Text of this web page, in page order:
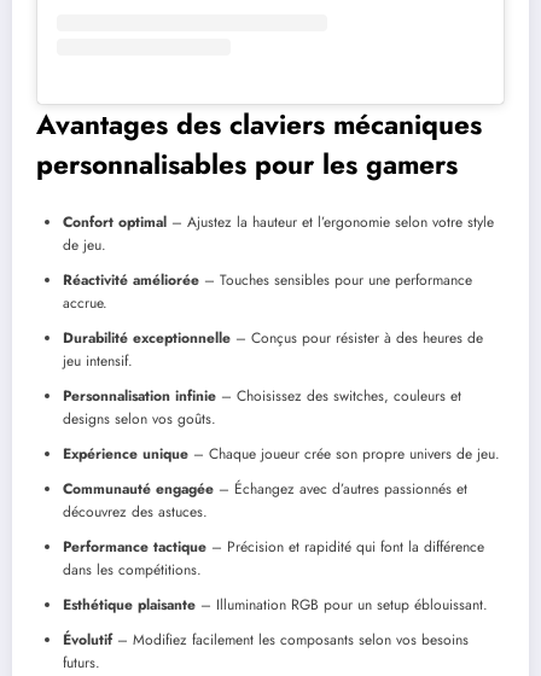
Avantages des claviers mécaniques
personnalisables pour les gamers
Confort optimal – Ajustez la hauteur et l’ergonomie selon votre style
de jeu.
Réactivité améliorée – Touches sensibles pour une performance
accrue.
Durabilité exceptionnelle – Conçus pour résister à des heures de
jeu intensif.
Personnalisation infinie – Choisissez des switches, couleurs et
designs selon vos goûts.
Expérience unique – Chaque joueur crée son propre univers de jeu.
Communauté engagée – Échangez avec d’autres passionnés et
découvrez des astuces.
Performance tactique – Précision et rapidité qui font la différence
dans les compétitions.
Esthétique plaisante – Illumination RGB pour un setup éblouissant.
Évolutif– Modifiez facilement les composants selon vos besoins
futurs.